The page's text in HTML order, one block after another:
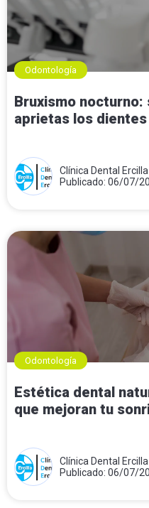
Odontología
Bruxismo nocturno:
aprietas los
Clínica Dental Ercilla
Publicado: 06/07/
Odontología
Estética dental
que mejoran tu
Clínica Dental Ercilla
Publicado: 06/07/